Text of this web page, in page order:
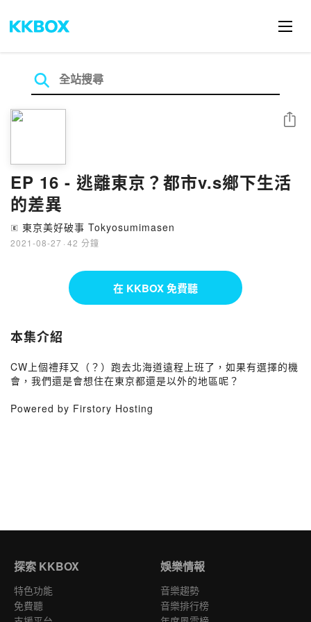
EP 16 - 逃離東京？都市v.s鄉下生活
的差異
🄴 東京美好破事 Tokyosumimasen
2021-08-27 · 42 分鐘
分享
在 KKBOX 免費聽
本集介紹
CW上個禮拜又（？）跑去北海道遠程上班了，如果有選擇的機
會，我們還是會想住在東京都還是以外的地區呢？
Powered by Firstory Hosting
探索 KKBOX
特色功能
免費聽
娛樂情報
音樂趨勢
音樂排行榜